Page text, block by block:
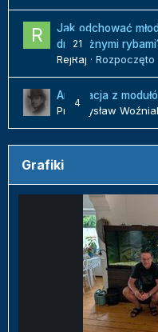
21
Jak odchować
drapieżnymi
RejRaj · Rozpoczęto
4
Aranżacja z
Przemysław
Grafiki